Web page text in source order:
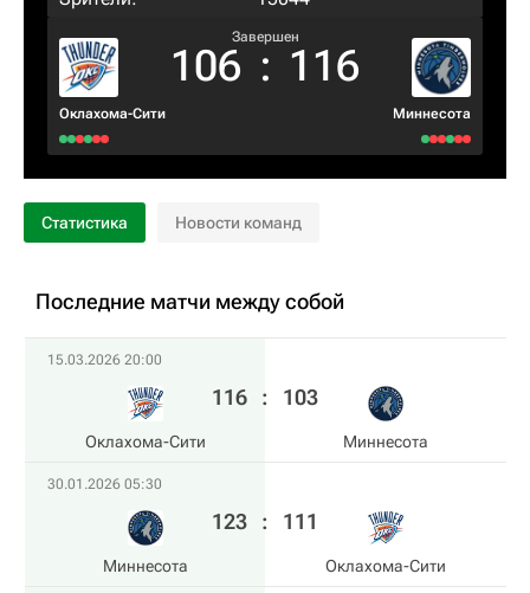
Оклахома-Сити
Завершен
106 : 116
Миннесота
Статистика Новости команд
Последние матчи между собой
15.03.2026 20:00
Оклахома-Сити
116 : 103
Миннесота
30.01.2026 05:30
Миннесота
123 : 111
Оклахома-Сити